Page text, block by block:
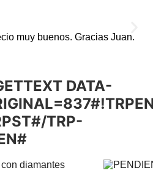
muy buenos. Gracias Juan.
DATA-
TRP-